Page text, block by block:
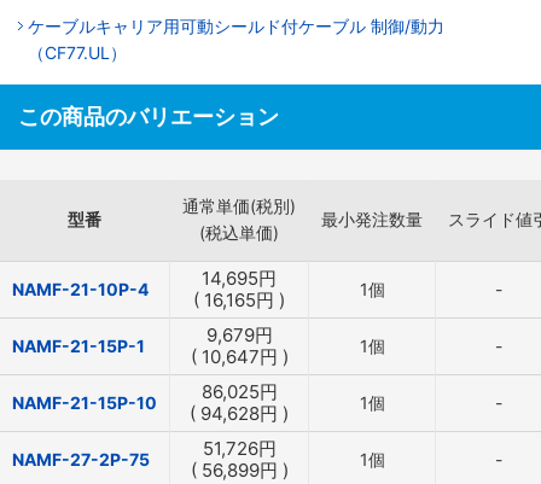
ケーブルキャリア用可動シールド付ケーブル 制御/動力
（CF77.UL）
この商品のバリエーション
型番
通常単価(税別)
(税込単価)
最小発注数量 スライド値
NAMF-21-10P-4 14,695円
( 16,165円 ) 1個 -
NAMF-21-15P-1 9,679円
( 10,647円 ) 1個 -
NAMF-21-15P-10 86,025円
( 94,628円 ) 1個 -
NAMF-27-2P-75 51,726円
( 56,899円 ) 1個 -